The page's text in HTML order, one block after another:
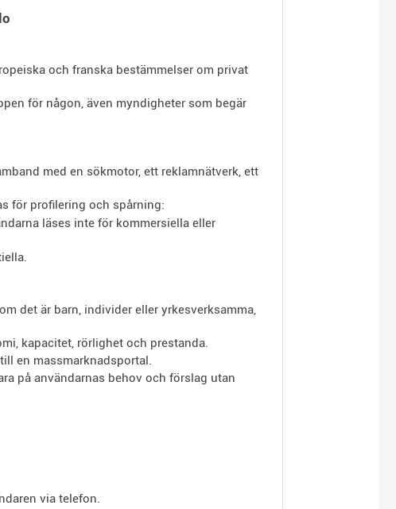
och franska bestämmelser om privat
för någon, även myndigheter som begär
med en sökmotor, ett reklamnätverk, ett
för profilering och spårning:
läses inte för kommersiella eller
det är barn, individer eller yrkesverksamma,
kapacitet, rörlighet och prestanda.
en massmarknadsportal.
på användarnas behov och förslag utan
via telefon.